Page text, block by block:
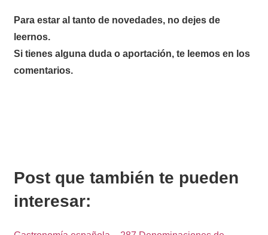
Para estar al tanto de novedades, no dejes de
leernos.
Si tienes alguna duda o aportación, te leemos en los
comentarios.
Post que también te pueden
interesar: